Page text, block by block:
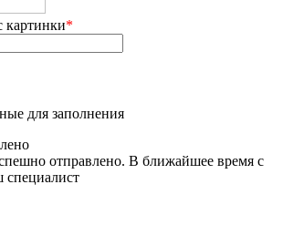
картинки*
для заполнения
отправлено. В ближайшее время с
специалист